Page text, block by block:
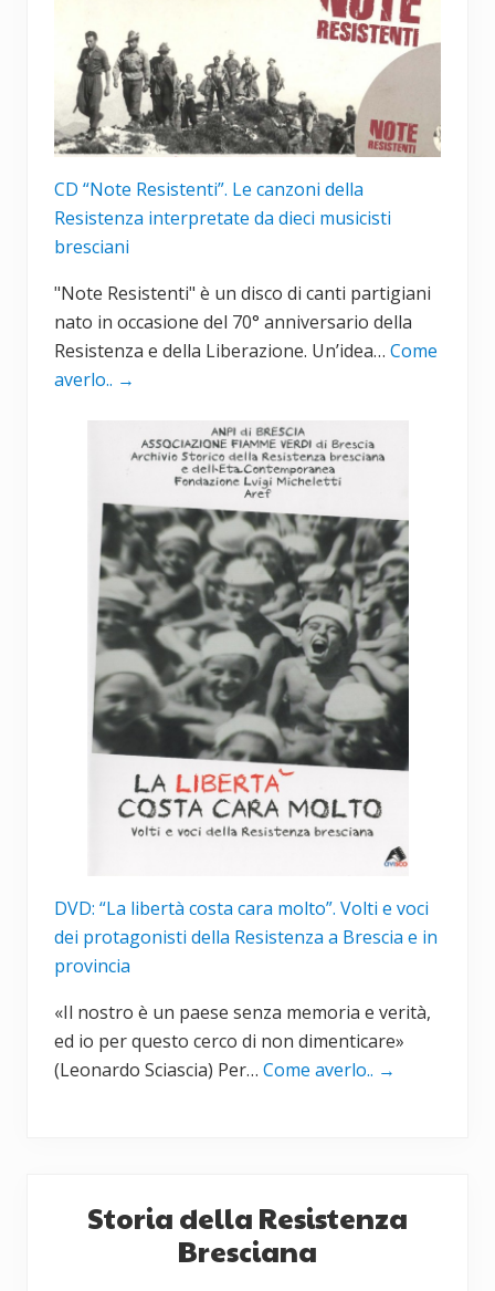
CD “Note Resistenti”. Le canzoni della
Resistenza interpretate da dieci musicisti
bresciani
"Note Resistenti" è un disco di canti partigiani
nato in occasione del 70° anniversario della
Resistenza e della Liberazione. Un’idea… Come
averlo.. →
DVD: “La libertà costa cara molto”. Volti e voci
dei protagonisti della Resistenza a Brescia e in
provincia
«Il nostro è un paese senza memoria e verità,
ed io per questo cerco di non dimenticare»
(Leonardo Sciascia) Per… Come averlo.. →
Storia della Resistenza
Bresciana